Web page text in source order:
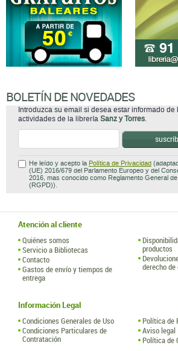
BOLETÍN DE NOVEDADES
Introduzca su email si desea estar informado
actividades de la librería Sanz y Torres.
He leído y acepto la Política de Privacidad
(UE) 2016/679 del Parlamento Europeo y del
2016, mas conocido como Reglamento General
(RGPD)).
Atención al cliente
Quiénes somos
Servicio a Bibliotecas
Contacto
Gastos de envío y tiempos de
entrega
productos
derecho
Información Legal
Condiciones Generales de Uso
Condiciones Particulares de
Contratación
Política de
Aviso legal
Política de